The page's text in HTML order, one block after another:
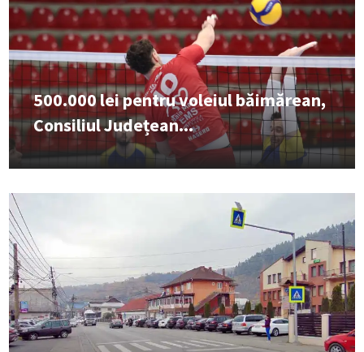
500.000 lei pentru voleiul băimărean,
Consiliul Județean...